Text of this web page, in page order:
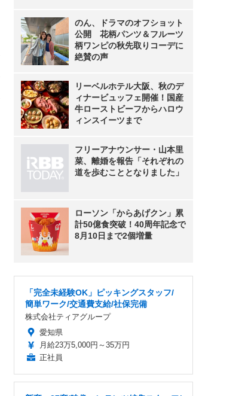
のん、ドラマのオフショット
公開 花柄パンツ＆フルーツ
柄ワンピの秋先取りコーデに
絶賛の声
リーベルホテル大阪、秋のデ
ィナービュッフェ開催！国産
牛ローストビーフからハロウ
ィンスイーツまで
フリーアナウンサー・山本里
菜、離婚を報告「それぞれの
道を歩むこととなりました」
ローソン「からあげクン」累
計50億食突破！40周年記念で
8月10日まで2個増量
「完全未経験OK」ピッキングスタッフ/
簡単ワーク/交通費支給/社保完備
株式会社ティアグループ
愛知県
月給23万5,000円～35万円
正社員